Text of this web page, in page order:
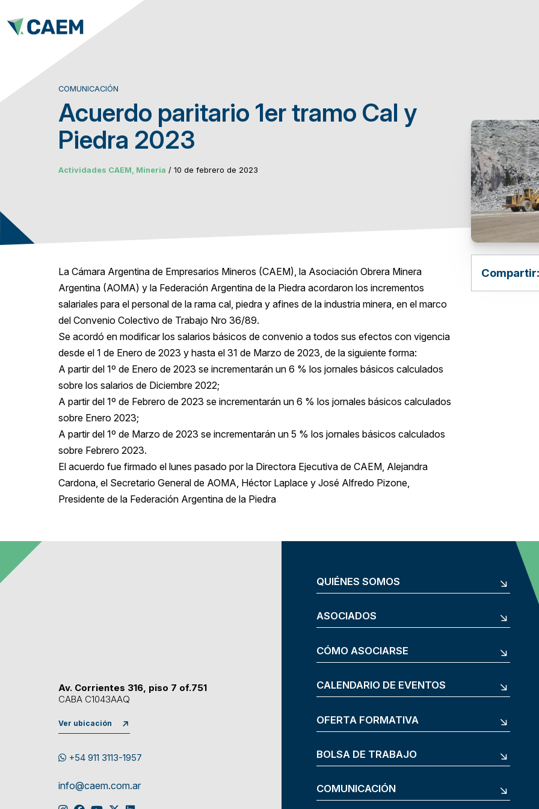
COMUNICACIÓN
Acuerdo paritario 1er tramo Cal y
Piedra 2023
Actividades CAEM, Mineria / 10 de febrero de 2023
La Cámara Argentina de Empresarios Mineros (CAEM), la Asociación Obrera Minera
Argentina (AOMA) y la Federación Argentina de la Piedra acordaron los incrementos
salariales para el personal de la rama cal, piedra y afines de la industria minera, en el marco
del Convenio Colectivo de Trabajo Nro 36/89.
Se acordó en modificar los salarios básicos de convenio a todos sus efectos con vigencia
desde el 1 de Enero de 2023 y hasta el 31 de Marzo de 2023, de la siguiente forma:
A partir del 1º de Enero de 2023 se incrementarán un 6 % los jornales básicos calculados
sobre los salarios de Diciembre 2022;
A partir del 1º de Febrero de 2023 se incrementarán un 6 % los jornales básicos calculados
sobre Enero 2023;
A partir del 1º de Marzo de 2023 se incrementarán un 5 % los jornales básicos calculados
sobre Febrero 2023.
El acuerdo fue firmado el lunes pasado por la Directora Ejecutiva de CAEM, Alejandra
Cardona, el Secretario General de AOMA, Héctor Laplace y José Alfredo Pizone,
Presidente de la Federación Argentina de la Piedra
Compartir:
Av. Corrientes 316, piso 7 of.751
CABA C1043AAQ
Ver ubicación
+54 911 3113-1957
info@caem.com.ar
QUIÉNES SOMOS
ASOCIADOS
CÓMO ASOCIARSE
CALENDARIO DE EVENTOS
OFERTA FORMATIVA
BOLSA DE TRABAJO
COMUNICACIÓN